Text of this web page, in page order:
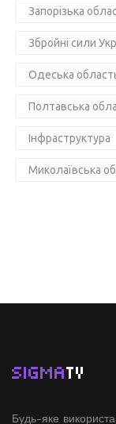
Запорізька
Збройні сили
Одеська
Полтавська
Інфраструктура
Миколаївська
SIGMATV
Будь-яке